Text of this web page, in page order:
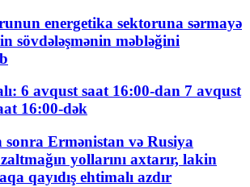
energetika sektoruna sərmayə
sövdələşmənin məbləğini
6 avqust saat 16:00-dan 7 avqust
16:00-dək
sonra Ermənistan və Rusiya
yollarını axtarır, lakin
qayıdış ehtimalı azdır